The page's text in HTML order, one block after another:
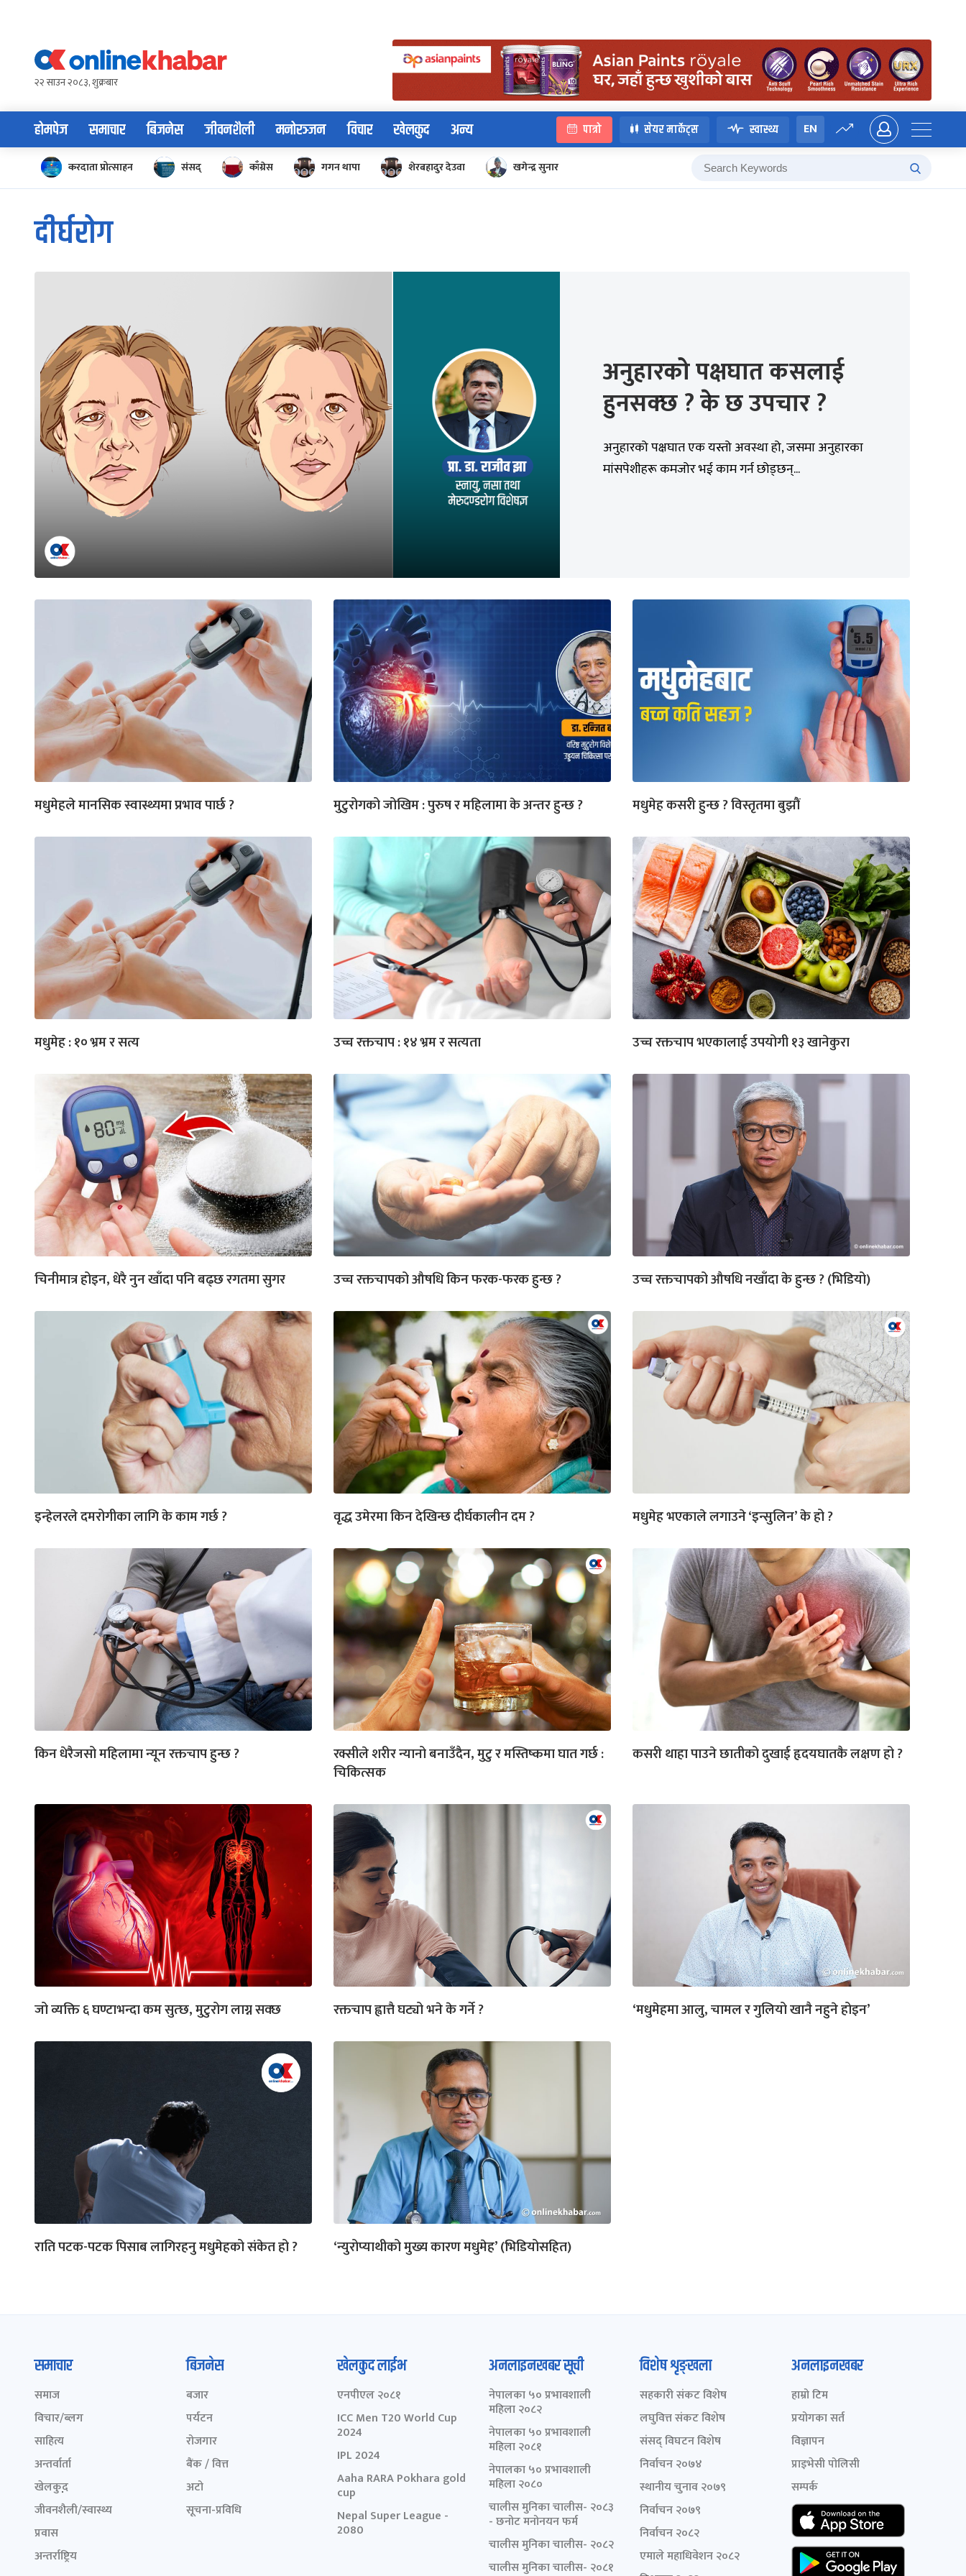
content२२ साउन २०८३, शुक्रबार
होमपेज समाचार बिजनेस जीवनशैली मनोरञ्जन विचार खेलकुद अन्य पात्रो सेयर मार्केट्स स्वास्थ्य EN
करदाता प्रोत्साहन संसद् काँग्रेस गगन थापा शेरबहादुर देउवा खगेन्द्र सुनार
दीर्घरोग
अनुहारको पक्षघात कसलाई
हुनसक्छ ? के छ उपचार ?
अनुहारको पक्षघात एक यस्तो अवस्था हो, जसमा अनुहारका
मांसपेशीहरू कमजोर भई काम गर्न छोड्छन्...
मधुमेहले मानसिक स्वास्थ्यमा प्रभाव पार्छ ? मुटुरोगको जोखिम : पुरुष र महिलामा के अन्तर हुन्छ ? मधुमेह कसरी हुन्छ ? विस्तृतमा बुझौं
मधुमेह : १० भ्रम र सत्य उच्च रक्तचाप : १४ भ्रम र सत्यता उच्च रक्तचाप भएकालाई उपयोगी १३ खानेकुरा
चिनीमात्र होइन, धेरै नुन खाँदा पनि बढ्छ रगतमा सुगर उच्च रक्तचापको औषधि किन फरक-फरक हुन्छ ? उच्च रक्तचापको औषधि नखाँदा के हुन्छ ? (भिडियो)
इन्हेलरले दमरोगीका लागि के काम गर्छ ? वृद्ध उमेरमा किन देखिन्छ दीर्घकालीन दम ? मधुमेह भएकाले लगाउने ‘इन्सुलिन’ के हो ?
किन धेरैजसो महिलामा न्यून रक्तचाप हुन्छ ?
रक्सीले शरीर न्यानो बनाउँदैन, मुटु र मस्तिष्कमा घात गर्छ :
चिकित्सक
कसरी थाहा पाउने छातीको दुखाई हृदयघातकै लक्षण हो ?
जो व्यक्ति ६ घण्टाभन्दा कम सुत्छ, मुटुरोग लाग्न सक्छ रक्तचाप ह्वात्तै घट्यो भने के गर्ने ? ‘मधुमेहमा आलु, चामल र गुलियो खानै नहुने होइन’
राति पटक-पटक पिसाब लागिरहनु मधुमेहको संकेत हो ? ‘न्युरोप्याथीको मुख्य कारण मधुमेह’ (भिडियोसहित)
समाचार
समाज
विचार/ब्लग
साहित्य
अन्तर्वार्ता
खेलकुद़़
जीवनशैली/स्वास्थ्य
प्रवास
अन्तर्राष्ट्रिय
बिजनेस
बजार
पर्यटन
रोजगार
बैंक / वित्त
अटो
सूचना-प्रविधि
खेलकुद लाईभ
एनपीएल २०८१
ICC Men T20 World Cup
2024
IPL 2024
Aaha RARA Pokhara gold
cup
Nepal Super League -
2080
अनलाइनखबर सूची
नेपालका ५० प्रभावशाली
महिला २०८२
नेपालका ५० प्रभावशाली
महिला २०८१
नेपालका ५० प्रभावशाली
महिला २०८०
चालीस मुनिका चालीस- २०८३
- छनोट मनोनयन फर्म
चालीस मुनिका चालीस- २०८२
चालीस मुनिका चालीस- २०८१
विशेष शृङ्खला
सहकारी संकट विशेष
लघुवित्त संकट विशेष
संसद् विघटन विशेष
निर्वाचन २०७४
स्थानीय चुनाव २०७९
निर्वाचन २०७९
निर्वाचन २०८२
एमाले महाधिवेशन २०८२
अनलाइनखबर
हाम्रो टिम
प्रयोगका सर्त
विज्ञापन
प्राइभेसी पोलिसी
सम्पर्क